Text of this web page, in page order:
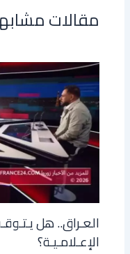
مقالات
العـراق.. هل
الإعـلامـيـة؟